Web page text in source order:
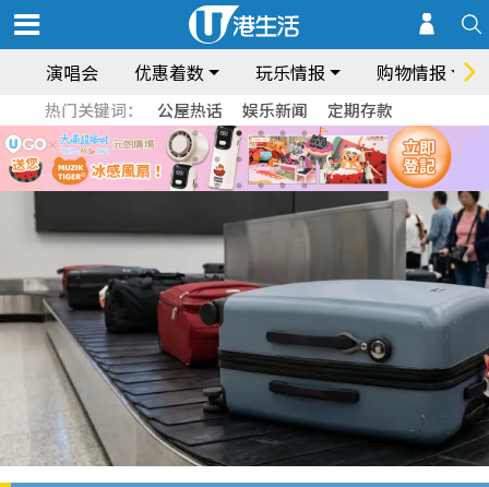
演唱会 优惠着数 玩乐情报 购物情报
热门关键词： 公屋热话 娱乐新闻 定期存款